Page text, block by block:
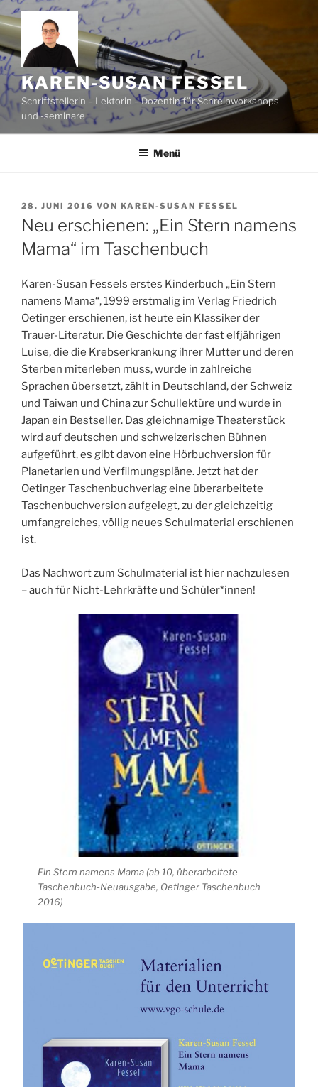
Zum
Inhalt
springen
KAREN-SUSAN FESSEL
Schriftstellerin – Lektorin – Dozentin für Schreibworkshops
und -seminare
Menü
VERÖFFENTLICHT
AM
28. JUNI 2016 VON KAREN-SUSAN FESSEL
Neu erschienen: „Ein Stern namens
Mama“ im Taschenbuch
Karen-Susan Fessels erstes Kinderbuch „Ein Stern
namens Mama“, 1999 erstmalig im Verlag Friedrich
Oetinger erschienen, ist heute ein Klassiker der
Trauer-Literatur. Die Geschichte der fast elfjährigen
Luise, die die Krebserkrankung ihrer Mutter und deren
Sterben miterleben muss, wurde in zahlreiche
Sprachen übersetzt, zählt in Deutschland, der Schweiz
und Taiwan und China zur Schullektüre und wurde in
Japan ein Bestseller. Das gleichnamige Theaterstück
wird auf deutschen und schweizerischen Bühnen
aufgeführt, es gibt davon eine Hörbuchversion für
Planetarien und Verfilmungspläne. Jetzt hat der
Oetinger Taschenbuchverlag eine überarbeitete
Taschenbuchversion aufgelegt, zu der gleichzeitig
umfangreiches, völlig neues Schulmaterial erschienen
ist.
Das Nachwort zum Schulmaterial ist hier nachzulesen
– auch für Nicht-Lehrkräfte und Schüler*innen!
Ein Stern namens Mama (ab 10, überarbeitete
Taschenbuch-Neuausgabe, Oetinger Taschenbuch
2016)